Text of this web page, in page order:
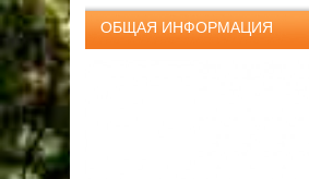
ПРИНАДЛЕЖНОСТИ
ОБЩАЯ ИНФОРМАЦИЯ